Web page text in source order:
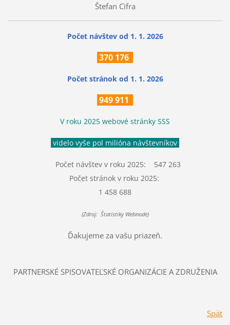
Štefan Cifra
Počet návštev od 1. 1. 2026
370 176
Počet stránok od 1. 1. 2026
949 911
V roku 2025 webové stránky SSS
videlo vyše pol milióna návštevníkov
Počet návštev v roku 2025: 547 263
Počet stránok v roku 2025:
1 458 688
(Zdroj: Štatistiky Webnode)
Ďakujeme za vašu priazeň.
PARTNERSKÉ SPISOVATEĽSKÉ ORGANIZÁCIE A ZDRUŽENIA
Späť